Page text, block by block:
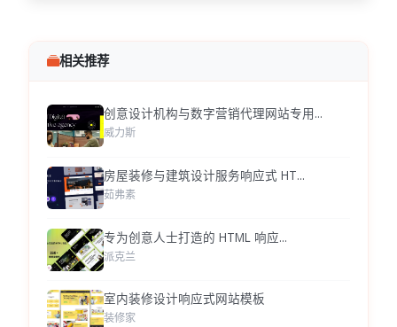
相关推荐
创意设计机构与数字营销代理网站专用...
威力斯
房屋装修与建筑设计服务响应式 HT...
茹弗素
专为创意人士打造的 HTML 响应...
派克兰
室内装修设计响应式网站模板
装修家